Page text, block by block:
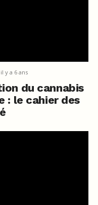
il y a 6 ans
du cannabis
: le cahier des